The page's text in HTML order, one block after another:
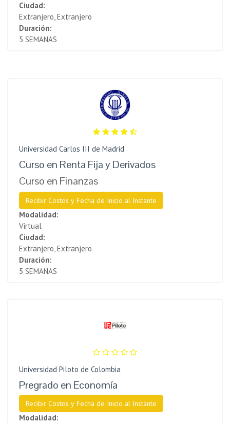
Ciudad:
Extranjero, Extranjero
Duración:
5 SEMANAS
Universidad Carlos III de Madrid
Curso en Renta Fija y Derivados
Curso en Finanzas
Recibir Costos y Fecha de Inicio al Instante
Modalidad:
Virtual
Ciudad:
Extranjero, Extranjero
Duración:
5 SEMANAS
Universidad Piloto de Colombia
Pregrado en Economía
Recibir Costos y Fecha de Inicio al Instante
Modalidad: